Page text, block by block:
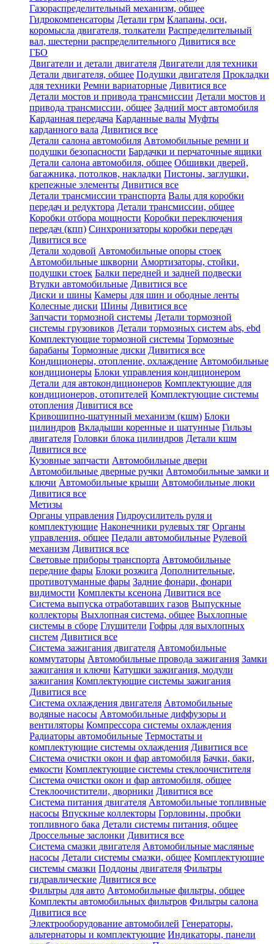
Газораспределительный механизм, общее
Гидрокомпенсаторы Детали грм Клапаны, оси,
коромысла двигателя, толкатели Распределительный
вал, шестерни распределительного Дивитися все
ГБО
Двигатели и детали двигателя Двигатели для техники
Детали двигателя, общее Подушки двигателя Прокладки
для техники Ремни вариаторные Дивитися все
Детали мостов и привода трансмиссии Детали мостов и
привода трансмиссии, общее Задний мост автомобиля
Карданная передача Карданные валы Муфты
карданного вала Дивитися все
Детали салона автомобиля Автомобильные ремни и
подушки безопасности Бардачки и перчаточные ящики
Детали салона автомобиля, общее Обшивки дверей,
багажника, потолков, накладки Пистоны, заглушки,
крепежные элементы Дивитися все
Детали трансмиссии транспорта Валы для коробки
передач и редуктора Детали трансмиссии, общее
Коробки отбора мощности Коробки переключения
передач (кпп) Синхронизаторы коробки передач
Дивитися все
Детали ходовой Автомобильные опоры стоек
Автомобильные шкворни Амортизаторы, стойки,
подушки стоек Балки передней и задней подвески
Втулки автомобильные Дивитися все
Диски и шины Камеры для шин и ободные ленты
Колесные диски Шины Дивитися все
Запчасти тормозной системы Детали тормозной
системы грузовиков Детали тормозных систем abs, ebd
Комплектующие тормозной системы Тормозные
барабаны Тормозные диски Дивитися все
Кондиционеры, отопление, охлаждение Автомобильные
кондиционеры Блоки управления кондиционером
Детали для автокондиционеров Комплектующие для
кондиционеров, отопителей Комплектующие системы
отопления Дивитися все
Кривошипно-шатунный механизм (кшм) Блоки
цилиндров Вкладыши коренные и шатунные Гильзы
двигателя Головки блока цилиндров Детали кшм
Дивитися все
Кузовные запчасти Автомобильные двери
Автомобильные дверные ручки Автомобильные замки и
ключи Автомобильные крыши Автомобильные люки
Дивитися все
Метизы
Органы управления Гидроусилитель руля и
комплектующие Наконечники рулевых тяг Органы
управления, общее Педали автомобильные Рулевой
механизм Дивитися все
Световые приборы транспорта Автомобильные
передние фары Блоки розжига Дополнительные,
противотуманные фары Задние фонари, фонари
видимости Комплекты ксенона Дивитися все
Система выпуска отработавших газов Выпускные
коллекторы Выхлопная система, общее Выхлопные
системы в сборе Глушители Гофры для выхлопных
систем Дивитися все
Система зажигания двигателя Автомобильные
коммутаторы Автомобильные провода зажигания Замки
зажигания и ключи Катушки зажигания, модули
зажигания Комплектующие системы зажигания
Дивитися все
Система охлаждения двигателя Автомобильные
водяные насосы Автомобильные диффузоры и
вентиляторы Компрессора системы охлаждения
Радиаторы автомобильные Термостаты и
комплектующие системы охлаждения Дивитися все
Система очистки окон и фар автомобиля Бачки, баки,
емкости Комплектующие системы стеклоочистителя
Система очистки окон и фар автомобиля, общее
Стеклоочистители, дворники Дивитися все
Система питания двигателя Автомобильные топливные
насосы Впускные коллекторы Горловины, пробки
топливного бака Детали системы питания, общее
Дроссельные заслонки Дивитися все
Система смазки двигателя Автомобильные масляные
насосы Детали системы смазки, общее Комплектующие
системы смазки Поддоны двигателя Фильтры
гидравлические Дивитися все
Фильтры для авто Автомобильные фильтры, общее
Комплекты автомобильных фильтров Фильтры салона
Дивитися все
Электрооборудование автомобилей Генераторы,
альтернаторы и комплектующие Индикаторы, панели